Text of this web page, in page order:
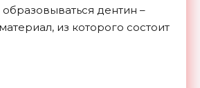
дентин –
из которого состоит